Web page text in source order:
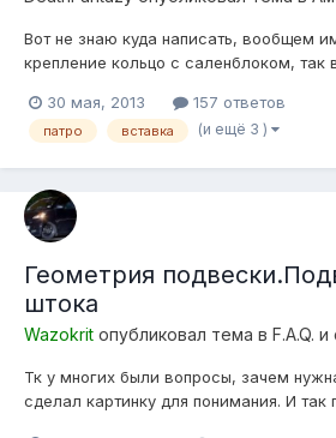
Вот не знаю куда написать, вообщем
крепление кольцо с саленблоком, так
там была заварена некая пробка, так
масла и подуло воздухом,
30 мая, 2013 157 ответов
патро вставка (и ещё 3 )
Геометрия
штока
Wazokrit опубликовал тема в F.A.Q.
Тк у многих были вопросы, зачем
сделал картинку для понимания. И так